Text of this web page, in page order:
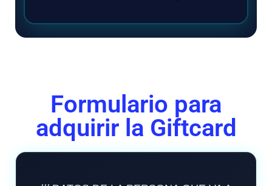
Formulario para
adquirir la Giftcard